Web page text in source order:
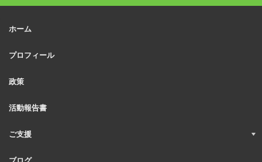
ホーム
プロフィール
政策
活動報告書
ご支援